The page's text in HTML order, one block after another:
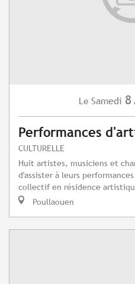
Le Samedi 8
Performances
CULTURELLE
Huit artistes, musiciens et
d'assister à leurs
collectif en résidence
Poullaouen